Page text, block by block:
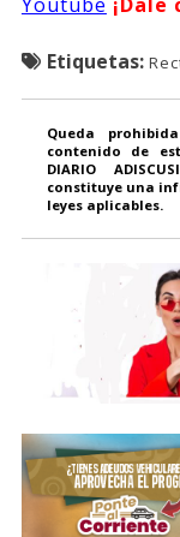
Youtube
Etiquetas:
Queda
contenido de
DIARIO
constituye una
leyes aplicables.